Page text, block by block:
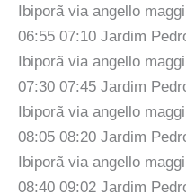
Ibiporã via angello maggi
06:55 07:10 Jardim
Ibiporã via angello maggi
07:30 07:45 Jardim
Ibiporã via angello maggi
08:05 08:20 Jardim
Ibiporã via angello maggi
08:40 09:02 Jardim